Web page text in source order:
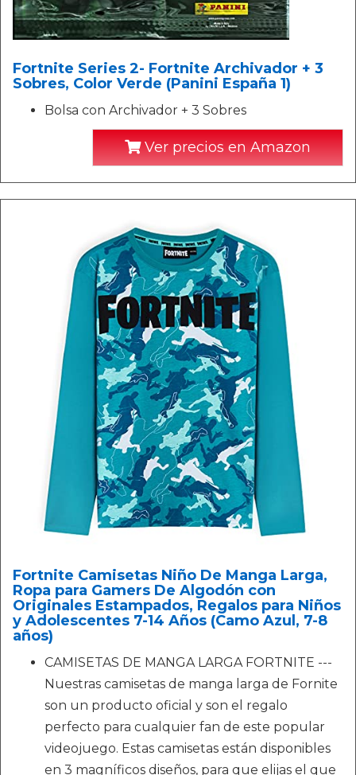
Fortnite Series 2- Fortnite Archivador + 3
Sobres, Color Verde (Panini España 1)
Bolsa con Archivador + 3 Sobres
Ver precios en Amazon
Fortnite Camisetas Niño De Manga Larga,
Ropa para Gamers De Algodón con
Originales Estampados, Regalos para Niños
y Adolescentes 7-14 Años (Camo Azul, 7-8
años)
CAMISETAS DE MANGA LARGA FORTNITE ---
Nuestras camisetas de manga larga de Fornite
son un producto oficial y son el regalo
perfecto para cualquier fan de este popular
videojuego. Estas camisetas están disponibles
en 3 magníficos diseños, para que elijas el que